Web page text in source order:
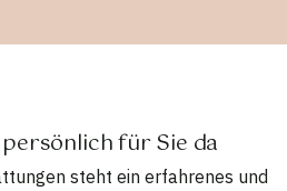
für Sie da
steht ein erfahrenes und